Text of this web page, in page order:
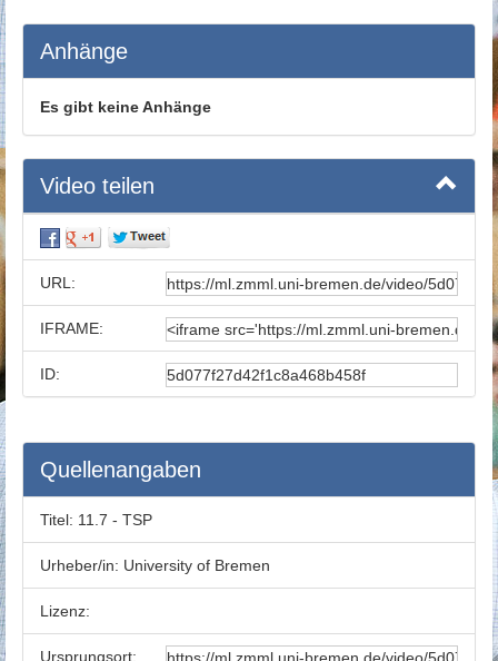
Anhänge
Es gibt keine Anhänge
Video teilen
URL:
IFRAME:
ID:
Quellenangaben
Titel: 11.7 - TSP
Urheber/in: University of Bremen
Lizenz:
Ursprungsort: